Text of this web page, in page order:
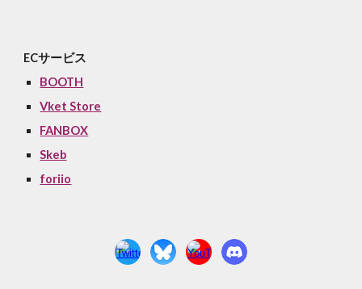
ECサービス
BOOTH
Vket Store
FANBOX
Skeb
foriio